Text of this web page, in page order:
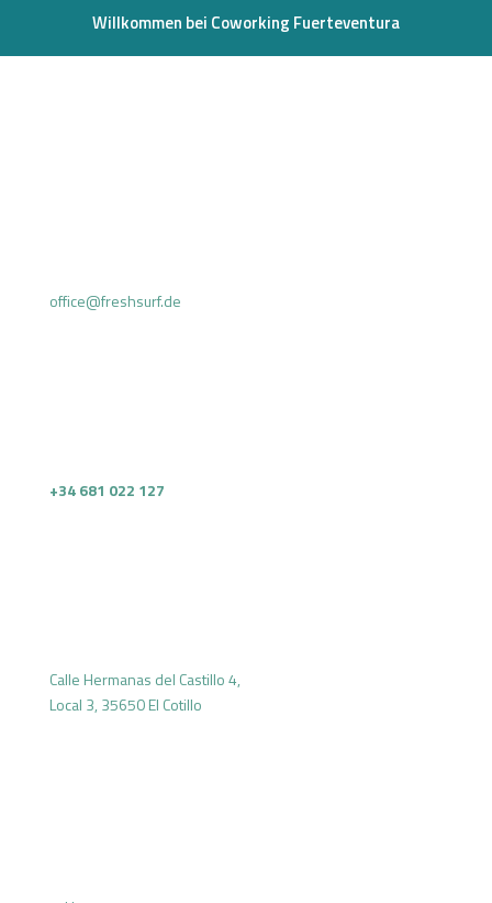
Willkommen bei Coworking Fuerteventura
office@freshsurf.de
+34 681 022 127
Calle Hermanas del Castillo 4,
Local 3, 35650 El Cotillo